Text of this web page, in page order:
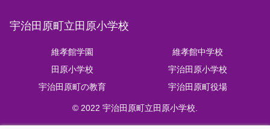
宇治田原町立田原小学校
維孝館学園
維孝館中学校
田原小学校
宇治田原小学校
宇治田原町の教育
宇治田原町役場
© 2022 宇治田原町立田原小学校.